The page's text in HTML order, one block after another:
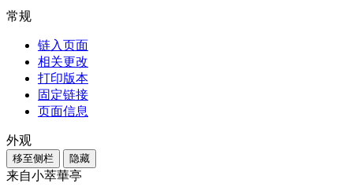
常规
链入页面
相关更改
打印版本
固定链接
页面信息
外观
移至侧栏 隐藏
来自小萃華亭